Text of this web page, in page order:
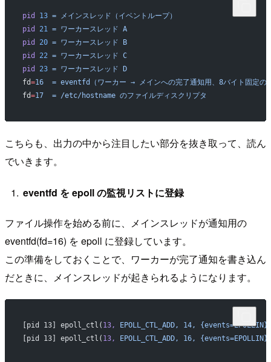
pid 13 = メインスレッド（イベントループ）
pid
21 = ワーカースレッド A
pid
20 = ワーカースレッド B
pid
22 = ワーカースレッド C
pid
23 = ワーカースレッド D
fd=16
  =
eventfd（ワーカー → メインへの完了通知用、8バイト固定の
fd=17
  =
/etc/hostname のファイルディスクリプタ
こちらも、出力の中から注目したい部分を抜き取って、読ん
でいきます。
eventfd を epoll の監視リストに登録
ファイル操作を始める前に、メインスレッドが通知用の
eventfd(fd=16) を epoll に登録しています。
この準備をしておくことで、ワーカーが完了通知を書き込ん
だときに、メインスレッドが起きられるようになります。
[pid 13] epoll_ctl( 13, EPOLL_CTL_ADD, 14, {events=EPOLLIN}
[pid 13] epoll_ctl( 13, EPOLL_CTL_ADD, 16, {events=EPOLLIN}